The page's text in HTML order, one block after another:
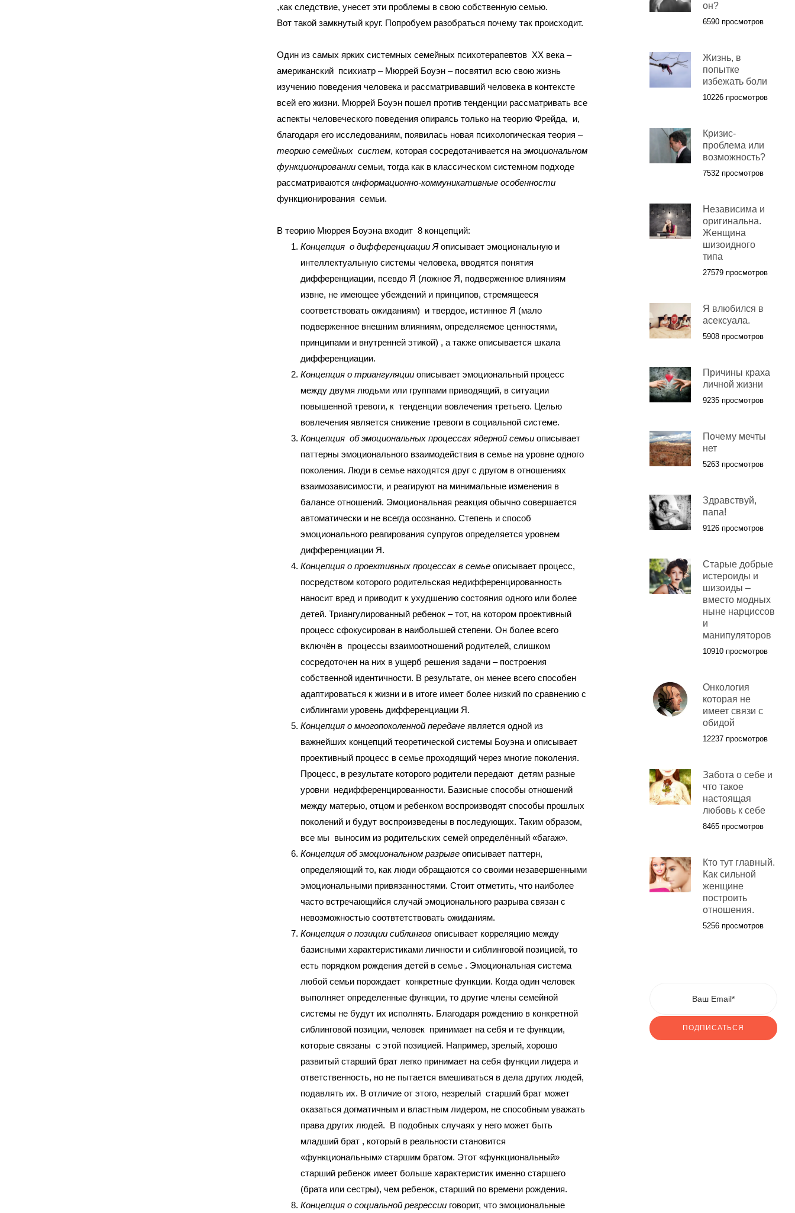
,как следствие, унесет эти проблемы в свою собственную семью.
Вот такой замкнутый круг. Попробуем разобраться почему так происходит.
Один из самых ярких системных семейных психотерапевтов ХХ века –
американский психиатр – Мюррей Боуэн – посвятил всю свою жизнь
изучению поведения человека и рассматривавший человека в контексте
всей его жизни. Мюррей Боуэн пошел против тенденции рассматривать все
аспекты человеческого поведения опираясь только на теорию Фрейда, и,
благодаря его исследованиям, появилась новая психологическая теория –
теорию семейных систем, которая сосредотачивается на эмоциональном
функционированиисемьи, тогда как в классическом системном подходе
рассматриваются информационно-коммуникативные особенности
функционирования семьи.
В теорию Мюррея Боуэна входит 8 концепций:
Концепция о дифференциации Яописывает эмоциональную и
интеллектуальную системы человека, вводятся понятия
дифференциации, псевдо Я (ложное Я, подверженное влияниям
извне, не имеющее убеждений и принципов, стремящееся
соответствовать ожиданиям) и твердое, истинное Я (мало
подверженное внешним влияниям, определяемое ценностями,
принципами и внутренней этикой) , а также описывается шкала
дифференциации.
Концепция о триангуляцииописывает эмоциональный процесс
между двумя людьми или группами приводящий, в ситуации
повышенной тревоги, к тенденции вовлечения третьего. Целью
вовлечения является снижение тревоги в социальной системе.
Концепция об эмоциональных процессах ядерной семьиописывает
паттерны эмоционального взаимодействия в семье на уровне одного
поколения. Люди в семье находятся друг с другом в отношениях
взаимозависимости, и реагируют на минимальные изменения в
балансе отношений. Эмоциональная реакция обычно совершается
автоматически и не всегда осознанно. Степень и способ
эмоционального реагирования супругов определяется уровнем
дифференциации Я.
Концепция о проективных процессах в семьеописывает процесс,
посредством которого родительская недифференцированность
наносит вред и приводит к ухудшению состояния одного или более
детей. Триангулированный ребенок – тот, на котором проективный
процесс сфокусирован в наибольшей степени. Он более всего
включён в процессы взаимоотношений родителей, слишком
сосредоточен на них в ущерб решения задачи – построения
собственной идентичности. В результате, он менее всего способен
адаптироваться к жизни и в итоге имеет более низкий по сравнению с
сиблингами уровень дифференциации Я.
Концепция о многопоколенной передаче является одной из
важнейших концепций теоретической системы Боуэна и описывает
проективный процесс в семье проходящий через многие поколения.
Процесс, в результате которого родители передают детям разные
уровни недифференцированности. Базисные способы отношений
между матерью, отцом и ребенком воспроизводят способы прошлых
поколений и будут воспроизведены в последующих. Таким образом,
все мы выносим из родительских семей определённый «багаж».
Концепция об эмоциональном разрывеописывает паттерн,
определяющий то, как люди обращаются со своими незавершенными
эмоциональными привязанностями. Стоит отметить, что наиболее
часто встречающийся случай эмоционального разрыва связан с
невозможностью соотвтетствовать ожиданиям.
Концепция о позиции сиблинговописывает корреляцию между
базисными характеристиками личности и сиблинговой позицией, то
есть порядком рождения детей в семье . Эмоциональная система
любой семьи порождает конкретные функции. Когда один человек
выполняет определенные функции, то другие члены семейной
системы не будут их исполнять. Благодаря рождению в конкретной
сиблинговой позиции, человек принимает на себя и те функции,
которые связаны с этой позицией. Например, зрелый, хорошо
развитый старший брат легко принимает на себя функции лидера и
ответственность, но не пытается вмешиваться в дела других людей,
подавлять их. В отличие от этого, незрелый старший брат может
оказаться догматичным и властным лидером, не способным уважать
права других людей. В подобных случаях у него может быть
младший брат , который в реальности становится
«функциональным» старшим братом. Этот «функциональный»
старший ребенок имеет больше характеристик именно старшего
(брата или сестры), чем ребенок, старший по времени рождения.
Концепция о социальной регрессииговорит, что эмоциональные
он?
6590 просмотров
Жизнь, в
попытке
избежать боли
10226 просмотров
Кризис-
проблема или
возможность?
7532 просмотров
Независима и
оригинальна.
Женщина
шизоидного
типа
27579 просмотров
Я влюбился в
асексуала.
5908 просмотров
Причины краха
личной жизни
9235 просмотров
Почему мечты
нет
5263 просмотров
Здравствуй,
папа!
9126 просмотров
Старые добрые
истероиды и
шизоиды –
вместо модных
ныне нарциссов
и
манипуляторов
10910 просмотров
Онкология
которая не
имеет связи с
обидой
12237 просмотров
Забота о себе и
что такое
настоящая
любовь к себе
8465 просмотров
Кто тут главный.
Как сильной
женщине
построить
отношения.
5256 просмотров
ПОДПИСАТЬСЯ